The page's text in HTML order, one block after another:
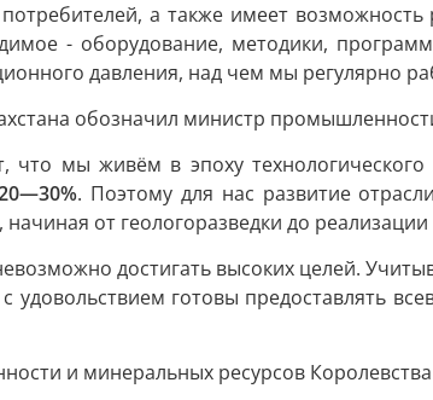
а также имеет
- оборудование, методики,
давления, над чем мы регулярно
обозначил министр
что мы живём в эпоху
. Поэтому для нас развитие
от геологоразведки до
достигать высоких целей.
удовольствием готовы предоставлять
и минеральных ресурсов Королевства